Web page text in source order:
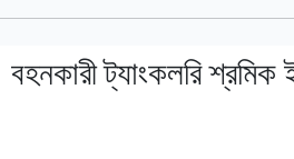
ট্যাংকলরি শ্রমিক